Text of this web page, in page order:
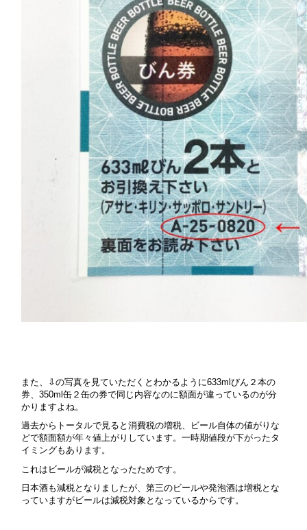
また、⇩の写真を見ていただくとわかるように633mlびん２本の
券、350ml缶２缶の券で同じ内容なのに額面が違っているのが分
かりますよね。
過去からトータルで見ると消費税の増税、ビール自体の値がりな
どで額面額が年々値上がりしています。一時期値段が下がったタ
イミングもあります。
これはビールが減税となったためです。
日本酒も減税となりましたが、第三のビールや発泡酒は増税とな
っていますがビールは減税対象となっているからです。